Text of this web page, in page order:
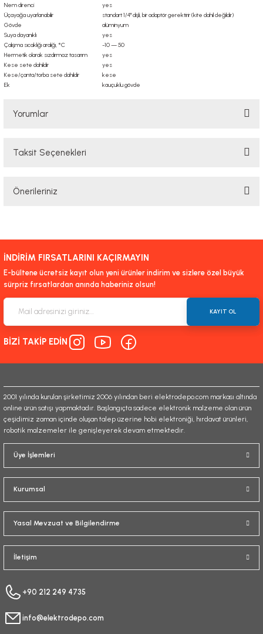
Nem direnci
yes
Üçayağa uyarlanabilir
standart 1/4" dişli, bir adaptör gerektirir (kite dahil değildir)
Gövde
alüminyum
Suya dayanıklı
yes
Çalışma sıcaklığı aralığı, °C
-10 — 50
Hermetik olarak sızdırmaz tasarım
yes
Kese sete dahildir
yes
Kese/çanta/torba sete dahildir
kese
Ek
kauçuklu gövde
Yorumlar
Taksit Seçenekleri
Önerileriniz
yetersiz gördüğünüz noktaları öneri formunu kullanarak tarafımıza
iletebilirsiniz.
Görüş ve önerileriniz için teşekkür ederiz.
Ürün açıklamasında eksik bilgiler bulunuyor.
Ürün bilgilerinde hatalar bulunuyor.
Ürün fiyatı diğer sitelerden daha pahalı.
Gönder
İNDİRİM FIRSATLARINI KAÇIRMAYIN
E-bültene ücretsiz kayıt olun yeni ürünler indirim ve sizlere özel büyük
sürpriz fırsatlardan anında haberiniz olsun!
KAYIT OL
BİZİ TAKİP EDİN
2001 yılında kurulan şirketimiz 2006 yılından beri elektrodepo.com markası altında
online ürün satışı yapmaktadır. Başlangıçta sadece elektronik malzeme olan ürün
çeşidimiz zaman içinde oluşan talep üzerine hobi elektroniği, hırdavat ürünleri,
robotik malzemeler ile genişleyerek devam etmektedir.
Üye İşlemleri
Kurumsal
Yasal Mevzuat ve Bilgilendirme
İletişim
+90 212 249 4735
info@elektrodepo.com